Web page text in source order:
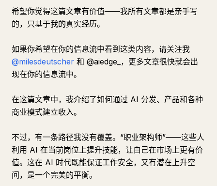
希望你觉得这篇文章有价值——我所有文章都是亲手写
的，只基于我的真实经历。
如果你希望在你的信息流中看到这类内容，请关注我
@milesdeutscher 和 @aiedge_，更多文章很快就会出
现在你的信息流中。
在这篇文章中，我介绍了如何通过 AI 分发、产品和各种
商业模式建立收入。
不过，有一条路径我没有覆盖。“职业架构师”——这些人
利用 AI 在当前岗位上提升技能，让自己在市场上更有价
值。这在 AI 时代既能保证工作安全，又有潜在上升空
间，是一个完美的平衡。